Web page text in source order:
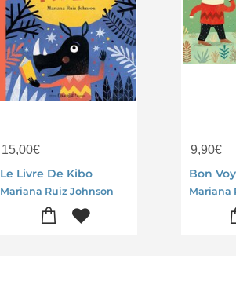
15,00€
Le Livre De Kibo
Mariana Ruiz Johnson
9,90€
Bon
Mariana